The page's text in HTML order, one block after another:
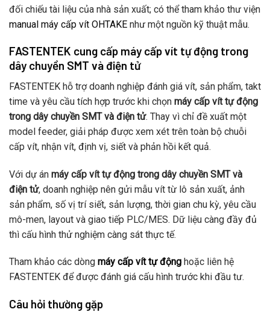
đối chiếu tài liệu của nhà sản xuất; có thể tham khảo thư viện
manual máy cấp vít OHTAKE như một nguồn kỹ thuật mẫu.
FASTENTEK cung cấp máy cấp vít tự động trong
dây chuyền SMT và điện tử
FASTENTEK hỗ trợ doanh nghiệp đánh giá vít, sản phẩm, takt
time và yêu cầu tích hợp trước khi chọn máy cấp vít tự động
trong dây chuyền SMT và điện tử. Thay vì chỉ đề xuất một
model feeder, giải pháp được xem xét trên toàn bộ chuỗi
cấp vít, nhận vít, định vị, siết và phản hồi kết quả.
Với dự án máy cấp vít tự động trong dây chuyền SMT và
điện tử, doanh nghiệp nên gửi mẫu vít từ lô sản xuất, ảnh
sản phẩm, số vị trí siết, sản lượng, thời gian chu kỳ, yêu cầu
mô-men, layout và giao tiếp PLC/MES. Dữ liệu càng đầy đủ
thì cấu hình thử nghiệm càng sát thực tế.
Tham khảo các dòng máy cấp vít tự động hoặc liên hệ
FASTENTEK để được đánh giá cấu hình trước khi đầu tư.
Câu hỏi thường gặp